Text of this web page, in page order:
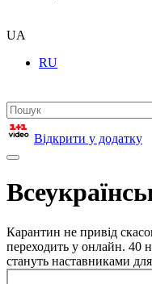
UA
RU
Відкрити у додатку
Карантин не привід
переходить у онлайн. 40
стануть наставниками для